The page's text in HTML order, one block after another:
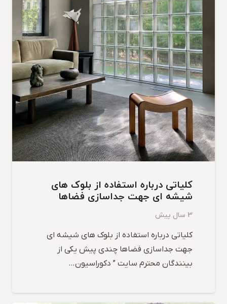
کلیاتی درباره استفاده از بلوک های
شیشه ای جهت جداسازی فضاها
3 سال پیش
کلیاتی درباره استفاده از بلوک های شیشه ای
جهت جداسازی فضاها چندی پیش یکی از
بینندگان محترم سایت ” دکوراسیون…